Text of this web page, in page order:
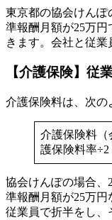
東京都の協会けんぽ
準報酬月額が25万円
きます。会社と従業
【介護保険】従
介護保険料は、次の
介護保険料（
護保険料率÷2
協会けんぽの場合、
準報酬月額が25万円
従業員で折半をし、